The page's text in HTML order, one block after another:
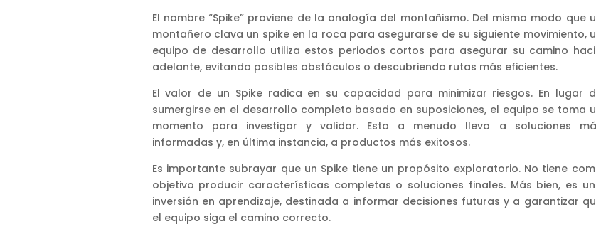
El nombre “Spike” proviene de la analogía del montañismo. Del mismo modo que
montañero clava un spike en la roca para asegurarse de su siguiente movimiento,
equipo de desarrollo utiliza estos periodos cortos para asegurar su camino
adelante, evitando posibles obstáculos o descubriendo rutas más eficientes.
El valor de un Spike radica en su capacidad para minimizar riesgos. En lugar
sumergirse en el desarrollo completo basado en suposiciones, el equipo se toma
momento para investigar y validar. Esto a menudo lleva a soluciones
informadas y, en última instancia, a productos más exitosos.
Es importante subrayar que un Spike tiene un propósito exploratorio. No tiene
objetivo producir características completas o soluciones finales. Más bien, es
inversión en aprendizaje, destinada a informar decisiones futuras y a garantizar
el equipo siga el camino correcto.